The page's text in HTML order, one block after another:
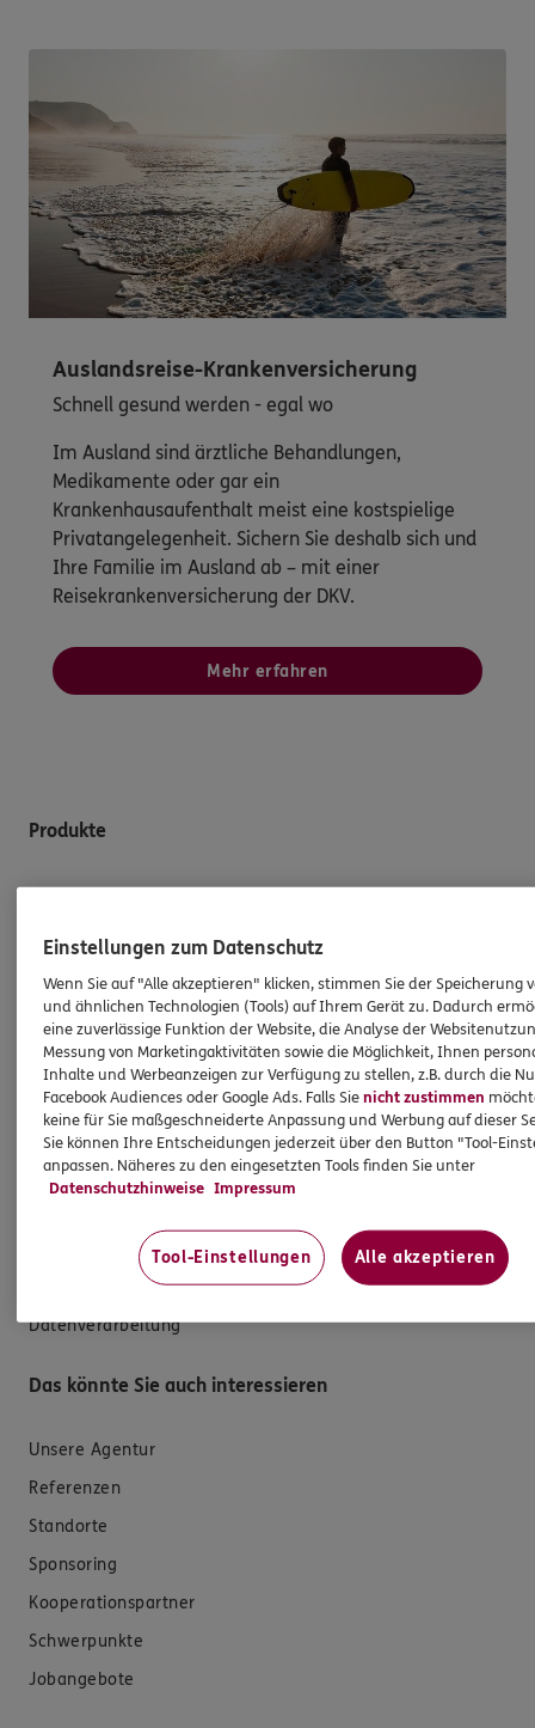
Auslandsreise-Krankenversicherung
Schnell gesund werden - egal wo
Im Ausland sind ärztliche Behandlungen,
Medikamente oder gar ein
Krankenhausaufenthalt meist eine kostspielige
Privatangelegenheit. Sichern Sie deshalb sich und
Ihre Familie im Ausland ab – mit einer
Reisekrankenversicherung der DKV.
Mehr erfahren
Produkte
Versicherungen für den privaten Bedarf
Versicherungen für Geschäftskunden
Hilfe & Services
E-Mail schreiben
Erstkontaktinformationen
EU-Offenlegungsvereinbarung
Datenverarbeitung
Das könnte Sie auch interessieren
Unsere Agentur
Referenzen
Standorte
Sponsoring
Kooperationspartner
Schwerpunkte
Jobangebote
Einstellungen zum Datenschutz
Wenn Sie auf "Alle akzeptieren" klicken, stimmen Sie der Speicherung
und ähnlichen Technologien (Tools) auf Ihrem Gerät zu. Dadurch
eine zuverlässige Funktion der Website, die Analyse der
Messung von Marketingaktivitäten sowie die Möglichkeit, Ihnen
Inhalte und Werbeanzeigen zur Verfügung zu stellen, z.B. durch die
Facebook Audiences oder Google Ads. Falls Sienicht zustimmen
keine für Sie maßgeschneiderte Anpassung und Werbung auf dieser
Sie können Ihre Entscheidungen jederzeit über den Button "Tool-
anpassen. Näheres zu den eingesetzten Tools finden Sie unter
Datenschutzhinweise Impressum
Tool-Einstellungen Alle akzeptieren